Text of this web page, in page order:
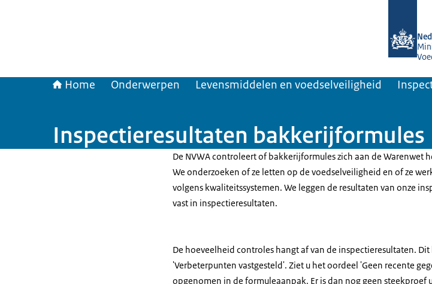
Home Onderwerpen Levensmiddelen en voedselveiligheid
Inspectieresultaten bakkerijformules
De NVWA controleert of bakkerijformules zich aan de Warenwet
We onderzoeken of ze letten op de voedselveiligheid en of ze
volgens kwaliteitssystemen. We leggen de resultaten van onze
vast in inspectieresultaten.
De hoeveelheid controles hangt af van de inspectieresultaten.
'Verbeterpunten vastgesteld'. Ziet u het oordeel 'Geen recente
opgenomen in de formuleaanpak. Er is dan nog geen